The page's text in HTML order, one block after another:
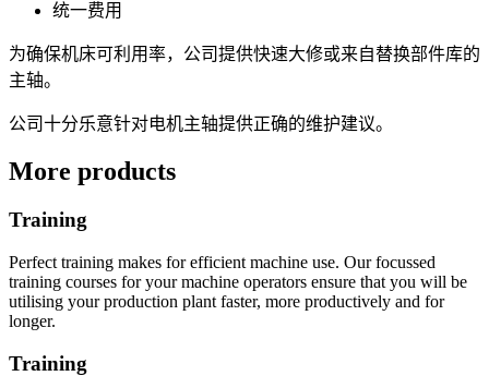
统一费用
为确保机床可利用率，公司提供快速大修或来自替换部件库的
主轴。
公司十分乐意针对电机主轴提供正确的维护建议。
More products
Training
Perfect training makes for efficient machine use. Our focussed
training courses for your machine operators ensure that you will be
utilising your production plant faster, more productively and for
longer.
Training